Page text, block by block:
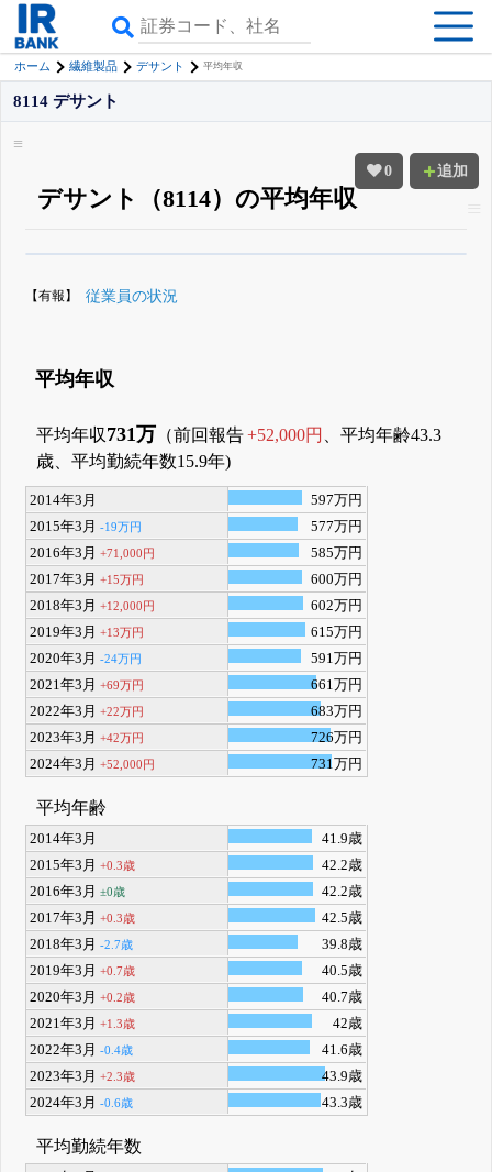
ホーム 繊維製品 デサント 平均年収
0 追加
8114 デサント
デサント（8114）の平均年収
く追える
無料でβ版をはじめる
【有報】 従業員の状況
平均年収
平均年収731万 （前回報告+52,000円
、平均年齢43.3
歳、平均勤続年数15.9年)
2014年3月
597万円
2015年3月-19万円
577万円
2016年3月+71,000円
585万円
2017年3月+15万円
600万円
2018年3月+12,000円
602万円
2019年3月+13万円
615万円
2020年3月-24万円
591万円
2021年3月+69万円
661万円
2022年3月+22万円
683万円
2023年3月+42万円
726万円
2024年3月+52,000円 731万円
平均年齢
2014年3月
41.9歳
2015年3月+0.3歳
42.2歳
2016年3月±0歳
42.2歳
2017年3月+0.3歳
42.5歳
2018年3月-2.7歳
39.8歳
2019年3月+0.7歳
40.5歳
2020年3月+0.2歳
40.7歳
2021年3月+1.3歳
42歳
2022年3月-0.4歳
41.6歳
2023年3月+2.3歳
43.9歳
2024年3月-0.6歳 43.3歳
平均勤続年数